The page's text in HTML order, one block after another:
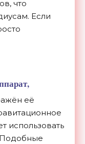
что
Если
её
использовать